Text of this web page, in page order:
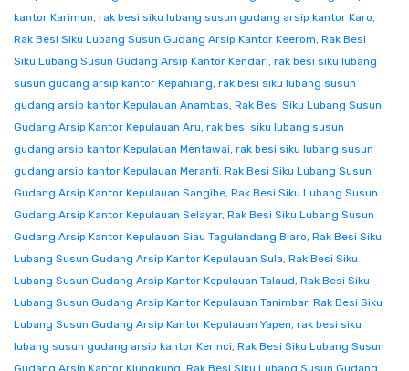
kantor Karimun, rak besi siku lubang susun gudang arsip kantor Karo,
Rak Besi Siku Lubang Susun Gudang Arsip Kantor Keerom, Rak Besi
Siku Lubang Susun Gudang Arsip Kantor Kendari, rak besi siku lubang
susun gudang arsip kantor Kepahiang, rak besi siku lubang susun
gudang arsip kantor Kepulauan Anambas, Rak Besi Siku Lubang Susun
Gudang Arsip Kantor Kepulauan Aru, rak besi siku lubang susun
gudang arsip kantor Kepulauan Mentawai, rak besi siku lubang susun
gudang arsip kantor Kepulauan Meranti, Rak Besi Siku Lubang Susun
Gudang Arsip Kantor Kepulauan Sangihe, Rak Besi Siku Lubang Susun
Gudang Arsip Kantor Kepulauan Selayar, Rak Besi Siku Lubang Susun
Gudang Arsip Kantor Kepulauan Siau Tagulandang Biaro, Rak Besi Siku
Lubang Susun Gudang Arsip Kantor Kepulauan Sula, Rak Besi Siku
Lubang Susun Gudang Arsip Kantor Kepulauan Talaud, Rak Besi Siku
Lubang Susun Gudang Arsip Kantor Kepulauan Tanimbar, Rak Besi Siku
Lubang Susun Gudang Arsip Kantor Kepulauan Yapen, rak besi siku
lubang susun gudang arsip kantor Kerinci, Rak Besi Siku Lubang Susun
Gudang Arsip Kantor Klungkung, Rak Besi Siku Lubang Susun Gudang